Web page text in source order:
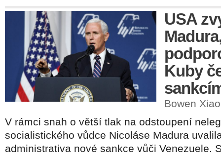
USA
Kuby
Bowen
V rámci snah o větší tlak na odstoupení
socialistického vůdce Nicoláse Madura
administrativa nové sankce vůči Venezuele.